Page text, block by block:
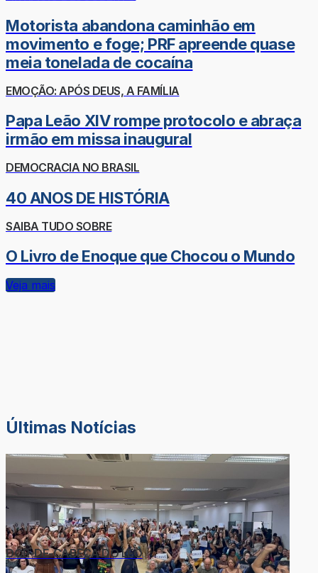
Motorista abandona caminhão em
movimento e foge; PRF apreende quase
meia tonelada de cocaína
EMOÇÃO: APÓS DEUS, A FAMÍLIA
Papa Leão XIV rompe protocolo e abraça
irmão em missa inaugural
DEMOCRACIA NO BRASIL
40 ANOS DE HISTÓRIA
SAIBA TUDO SOBRE
O Livro de Enoque que Chocou o Mundo
Veja mais
Últimas Notícias
DOR-DE-CABEÇA DO LÉO